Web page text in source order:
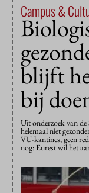
Campus &
blijft
bij
Uit onderzoek van
helemaal niet
VU-kantines, geen
nog: Eurest wil het